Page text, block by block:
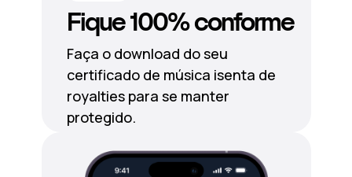
Fique 100% conforme
Faça o download do seu
certificado de música isenta de
royalties para se manter
protegido.